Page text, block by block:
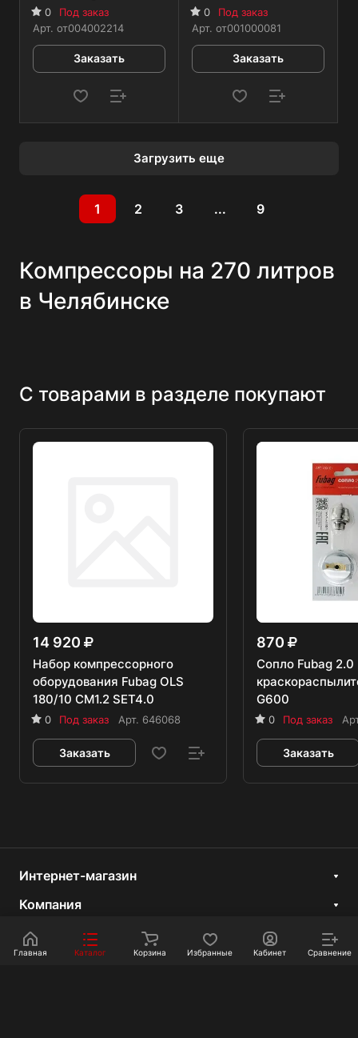
0
Под заказ
Арт. от004002214
Заказать
0
Под заказ
Арт. от001000081
Заказать
Загрузить еще
1 2 3 ... 9
Компрессоры на 270 литров
в Челябинске
С товарами в разделе покупают
14 920
Набор компрессорного
оборудования Fubag OLS
180/10 CM1.2 SET4.0
0 Под заказ Арт. 646068
Заказать
870
Сопло Fubag
G600
0 Под заказ
Заказать
Интернет-магазин
Компания
Информация
Покупателям
Главная Каталог Корзина Избранные Кабинет Сравнение